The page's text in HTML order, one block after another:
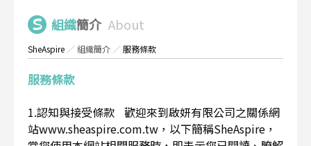
組織簡介 About
SheAspire ／組織簡介 ／服務條款
服務條款
1.認知與接受條款 歡迎來到啟妍有限公司之關係網
站www.sheaspire.com.tw，以下簡稱SheAspire，